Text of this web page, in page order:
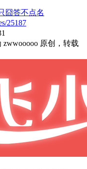
囧答不点名
25187
原创，转载